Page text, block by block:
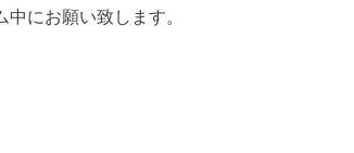
にお願い致します。